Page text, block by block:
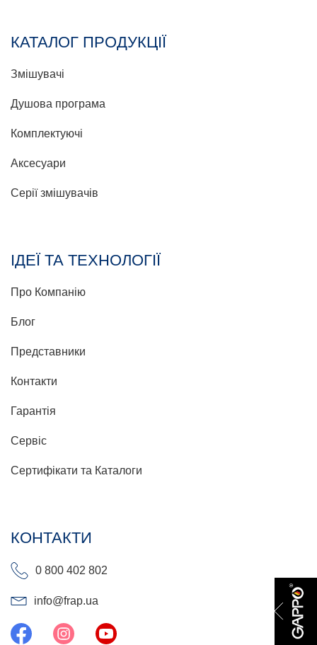
КАТАЛОГ ПРОДУКЦІЇ
Змішувачі
Душова програма
Комплектуючі
Аксесуари
Серії змішувачів
ІДЕЇ ТА ТЕХНОЛОГІЇ
Про Компанію
Блог
Представники
Контакти
Гарантія
Сервіс
Сертифікати та Каталоги
КОНТАКТИ
0 800 402 802
info@frap.ua